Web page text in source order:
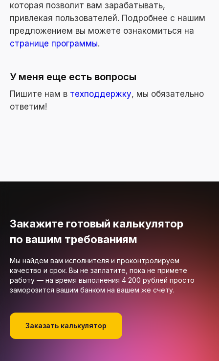
которая позволит вам зарабатывать,
привлекая пользователей. Подробнее с нашим
предложением вы можете ознакомиться на
странице программы.
У меня еще есть вопросы
Пишите нам в техподдержку, мы обязательно
ответим!
Закажите готовый калькулятор
по вашим требованиям
Мы найдем вам исполнителя и проконтролируем
качество и срок. Вы не заплатите, пока не примете
работу — на время выполнения 4 200 рублей просто
заморозится вашим банком на вашем же счету.
Заказать калькулятор